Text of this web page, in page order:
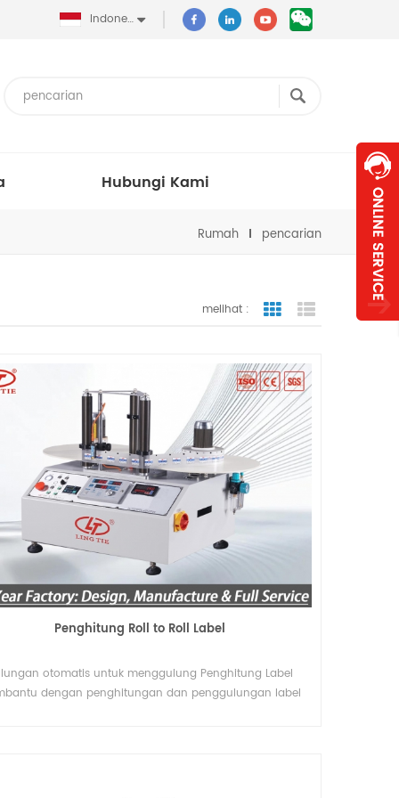
Indonesia
Hubungi Kami
Rumah pencarian
melihat : tampilan bergaris
tampilan
Penghitung Roll to Roll Label
otomatis untuk menggulung Penghitung Label
dengan penghitungan dan penggulungan label